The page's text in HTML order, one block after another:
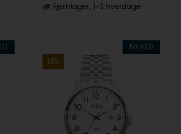
Fjernlager 1-3 hverdage
NYHED
19%